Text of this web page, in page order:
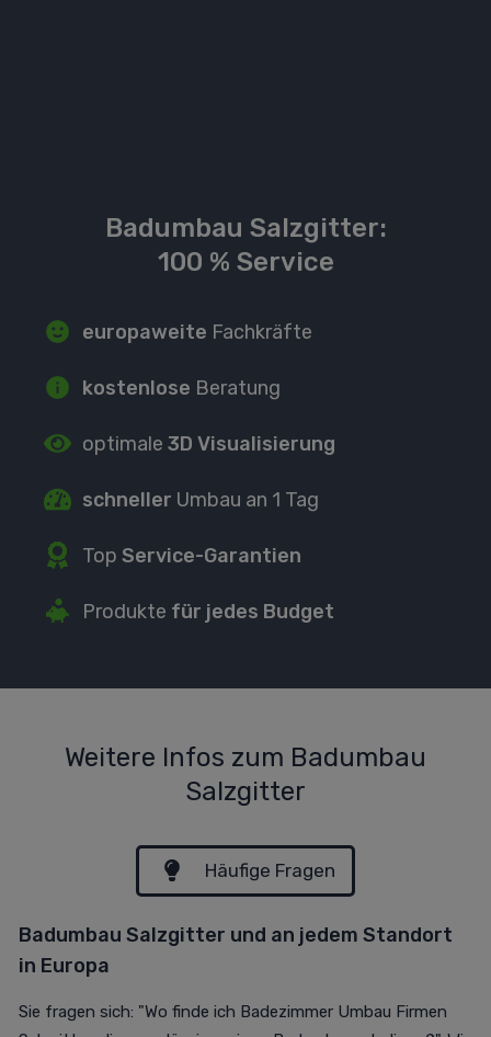
Badumbau Salzgitter:
100 % Service
europaweite Fachkräfte
kostenlose Beratung
optimale 3D Visualisierung
schneller Umbau an 1 Tag
Top Service-Garantien
Produkte für jedes Budget
Weitere Infos zum Badumbau
Salzgitter
Häufige Fragen
Badumbau Salzgitter und an jedem Standort
in Europa
Sie fragen sich: "Wo finde ich Badezimmer Umbau Firmen